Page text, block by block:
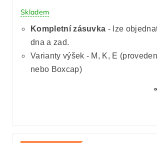
Skladem
Kompletní zásuvka - lze
dna a zad.
Varianty výšek - M, K, E
nebo Boxcap)